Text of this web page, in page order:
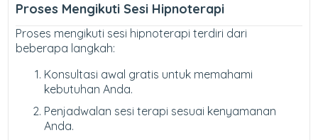
Proses Mengikuti Sesi Hipnoterapi
Proses mengikuti sesi hipnoterapi terdiri dari
beberapa langkah:
Konsultasi awal gratis untuk memahami
kebutuhan Anda.
Penjadwalan sesi terapi sesuai kenyamanan
Anda.